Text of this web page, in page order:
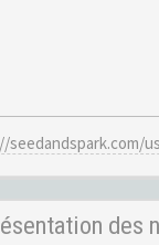
seedandspark.com/
des